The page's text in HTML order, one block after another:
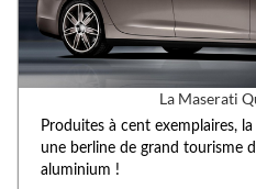
La Maserati
Produites à cent exemplaires,
une berline de grand tourisme
aluminium !